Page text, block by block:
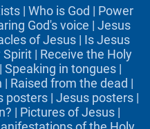
| Who is God | Power
God's voice | Jesus
of Jesus| Is Jesus
Spirit | Receive the Holy
| Speaking in tongues |
| Raised from the dead |
posters| Jesus posters|
| Pictures of Jesus |